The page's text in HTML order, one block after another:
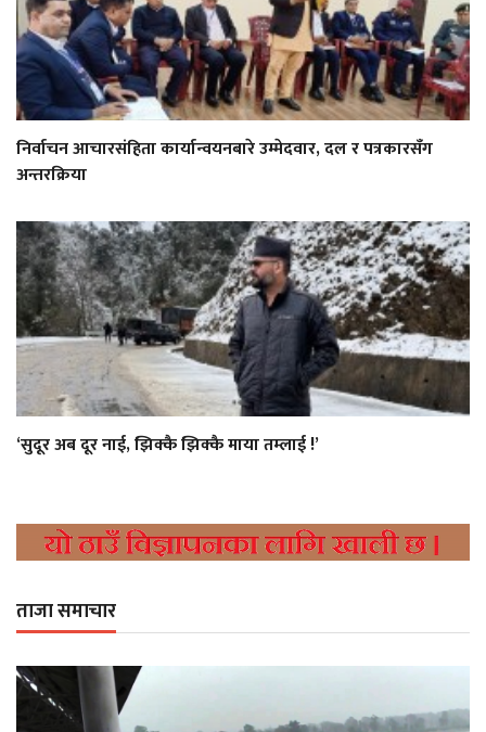
निर्वाचन आचारसंहिता कार्यान्वयनबारे उम्मेदवार, दल र पत्रकारसँग
अन्तरक्रिया
‘सुदूर अब दूर नाई, झिक्कै झिक्कै माया तम्लाई !’
ताजा समाचार